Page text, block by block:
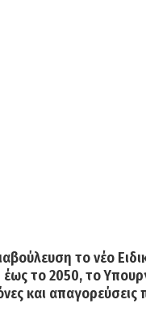
το νέο
το 2050, το
και